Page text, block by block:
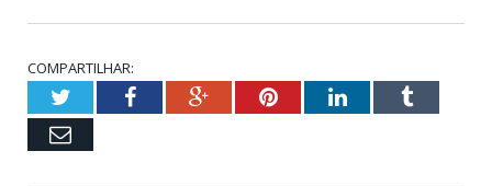
COMPARTILHAR:
TwitterFacebookGoogle+PinterestLinkedInTumblr
Email